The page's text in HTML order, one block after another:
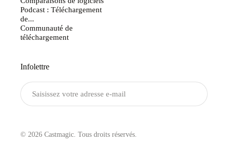
Podcast : Téléchargement
de...
Communauté de
téléchargement
Infolettre
© 2026 Castmagic. Tous droits réservés.